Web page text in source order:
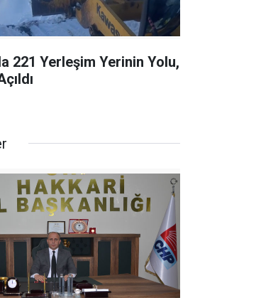
221 Yerleşim Yerinin Yolu,